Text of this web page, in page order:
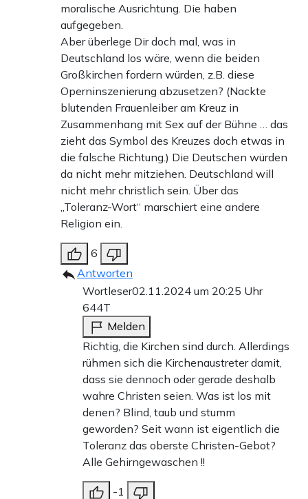
moralische Ausrichtung. Die haben
aufgegeben.
Aber überlege Dir doch mal, was in
Deutschland los wäre, wenn die beiden
Großkirchen fordern würden, z.B. diese
Operninszenierung abzusetzen? (Nackte
blutenden Frauenleiber am Kreuz in
Zusammenhang mit Sex auf der Bühne … das
zieht das Symbol des Kreuzes doch etwas in
die falsche Richtung.) Die Deutschen würden
da nicht mehr mitziehen. Deutschland will
nicht mehr christlich sein. Über das
„Toleranz-Wort“ marschiert eine andere
Religion ein.
6
Antworten
Wortleser02.11.2024 um 20:25 Uhr
644T
Melden
Richtig, die Kirchen sind durch. Allerdings
rühmen sich die Kirchenaustreter damit,
dass sie dennoch oder gerade deshalb
wahre Christen seien. Was ist los mit
denen? Blind, taub und stumm
geworden? Seit wann ist eigentlich die
Toleranz das oberste Christen-Gebot?
Alle Gehirngewaschen !!
-1